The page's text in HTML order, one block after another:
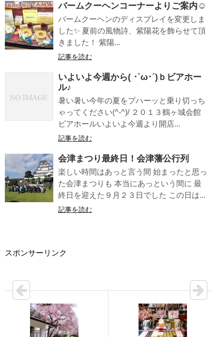
バームクーヘンコーナーよりご案内☺️
バームクーヘンのディスプレイを変更しま
した✨ 夏前の風物詩、紫陽花を飾らせて頂
きました！ 紫陽...
記事を読む
いよいよ今週から( ･`ω･´)ｂビアホー
ル♪
暑い暑い今年の夏をプハーッと乗り切っち
ゃってください(^-^)/ ２０１３鶴ヶ城会館
ビアホールいよいよ今週より開店...
記事を読む
会津まつり最終日！会津藩公行列
楽しい時間はあっと言う間 始まったと思っ
た会津まつりも 本当にあっという間に 最
終日を迎えた９月２３日でした この日は...
記事を読む
スポンサーリンク